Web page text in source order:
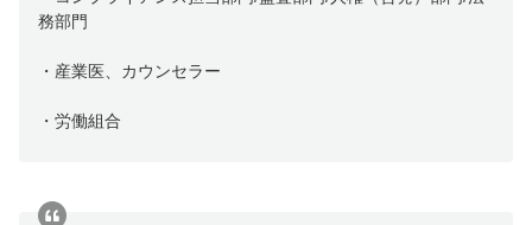
務部門
・産業医、カウンセラー
・労働組合